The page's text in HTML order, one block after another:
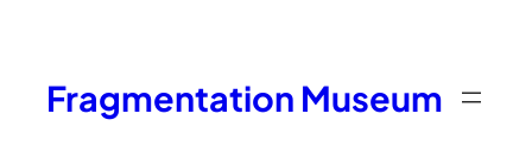
Fragmentation Museum